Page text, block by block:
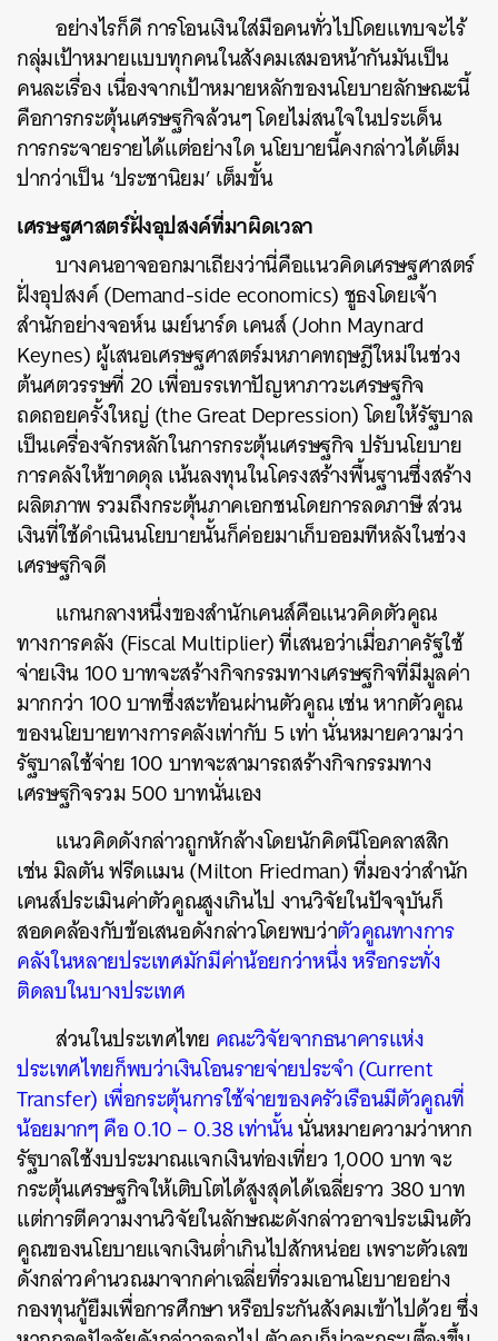
อย่างไรก็ดี การโอนเงินใส่มือคนทั่วไปโดยแทบจะไร้
กลุ่มเป้าหมายแบบทุกคนในสังคมเสมอหน้ากันมันเป็น
คนละเรื่อง เนื่องจากเป้าหมายหลักของนโยบายลักษณะนี้
คือการกระตุ้นเศรษฐกิจล้วนๆ โดยไม่สนใจในประเด็น
การกระจายรายได้แต่อย่างใด นโยบายนี้คงกล่าวได้เต็ม
ปากว่าเป็น ‘ประชานิยม’ เต็มขั้น
เศรษฐศาสตร์ฝั่งอุปสงค์ที่มาผิดเวลา
บางคนอาจออกมาเถียงว่านี่คือแนวคิดเศรษฐศาสตร์
ฝั่งอุปสงค์ (Demand-side economics) ชูธงโดยเจ้า
สำนักอย่างจอห์น เมย์นาร์ด เคนส์ (John Maynard
Keynes) ผู้เสนอเศรษฐศาสตร์มหภาคทฤษฎีใหม่ในช่วง
ต้นศตวรรษที่ 20 เพื่อบรรเทาปัญหาภาวะเศรษฐกิจ
ถดถอยครั้งใหญ่ (the Great Depression) โดยให้รัฐบาล
เป็นเครื่องจักรหลักในการกระตุ้นเศรษฐกิจ ปรับนโยบาย
การคลังให้ขาดดุล เน้นลงทุนในโครงสร้างพื้นฐานซึ่งสร้าง
ผลิตภาพ รวมถึงกระตุ้นภาคเอกชนโดยการลดภาษี ส่วน
เงินที่ใช้ดำเนินนโยบายนั้นก็ค่อยมาเก็บออมทีหลังในช่วง
เศรษฐกิจดี
แกนกลางหนึ่งของสำนักเคนส์คือแนวคิดตัวคูณ
ทางการคลัง (Fiscal Multiplier) ที่เสนอว่าเมื่อภาครัฐใช้
จ่ายเงิน 100 บาทจะสร้างกิจกรรมทางเศรษฐกิจที่มีมูลค่า
มากกว่า 100 บาทซึ่งสะท้อนผ่านตัวคูณ เช่น หากตัวคูณ
ของนโยบายทางการคลังเท่ากับ 5 เท่า นั่นหมายความว่า
รัฐบาลใช้จ่าย 100 บาทจะสามารถสร้างกิจกรรมทาง
เศรษฐกิจรวม 500 บาทนั่นเอง
แนวคิดดังกล่าวถูกหักล้างโดยนักคิดนีโอคลาสสิก
เช่น มิลตัน ฟรีดแมน (Milton Friedman) ที่มองว่าสำนัก
เคนส์ประเมินค่าตัวคูณสูงเกินไป งานวิจัยในปัจจุบันก็
สอดคล้องกับข้อเสนอดังกล่าวโดยพบว่าตัวคูณทางการ
คลังในหลายประเทศมักมีค่าน้อยกว่าหนึ่ง หรือกระทั่ง
ติดลบในบางประเทศ
ส่วนในประเทศไทย คณะวิจัยจากธนาคารแห่ง
ประเทศไทยก็พบว่าเงินโอนรายจ่ายประจำ (Current
Transfer) เพื่อกระตุ้นการใช้จ่ายของครัวเรือนมีตัวคูณที่
น้อยมากๆ คือ 0.10 – 0.38 เท่านั้นนั่นหมายความว่าหาก
รัฐบาลใช้งบประมาณแจกเงินท่องเที่ยว 1,000 บาท จะ
กระตุ้นเศรษฐกิจให้เติบโตได้สูงสุดได้เฉลี่ยราว 380 บาท
แต่การตีความงานวิจัยในลักษณะดังกล่าวอาจประเมินตัว
คูณของนโยบายแจกเงินต่ำเกินไปสักหน่อย เพราะตัวเลข
ดังกล่าวคำนวณมาจากค่าเฉลี่ยที่รวมเอานโยบายอย่าง
กองทุนกู้ยืมเพื่อการศึกษา หรือประกันสังคมเข้าไปด้วย ซึ่ง